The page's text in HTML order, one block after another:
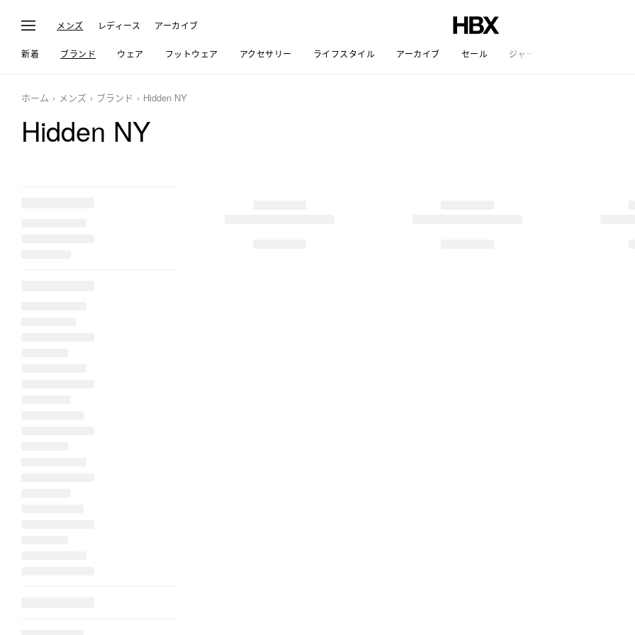
メンズ レディース アーカイブ
新着 ブランド ウェア フットウェア アクセサリー ライフスタイル アーカイブ セール ジャーナル
ホーム メンズ ブランド Hidden NY
Hidden NY